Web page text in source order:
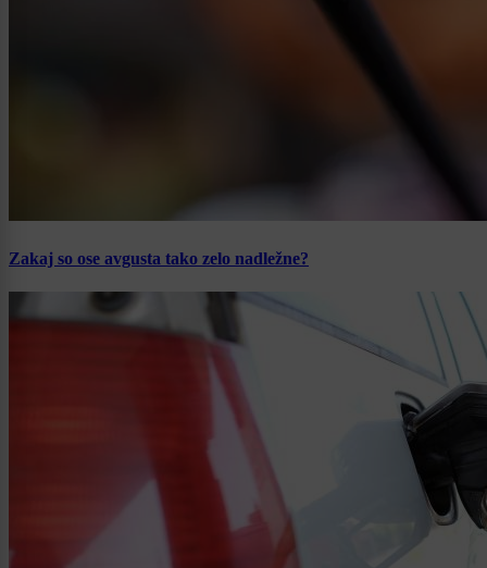
Zakaj so ose avgusta tako zelo nadležne?